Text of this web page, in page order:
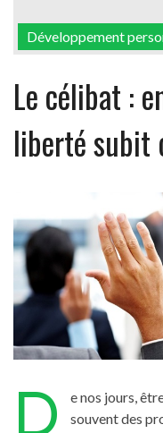
Développement
Le célibat :
liberté subit
D
e nos jours,
souvent des